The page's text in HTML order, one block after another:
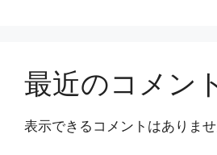
最近のコメン
表示できるコメントはありませ